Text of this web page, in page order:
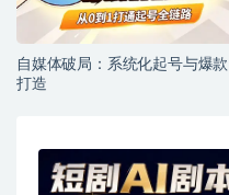
自媒体破局：系统化起号与爆款
打造